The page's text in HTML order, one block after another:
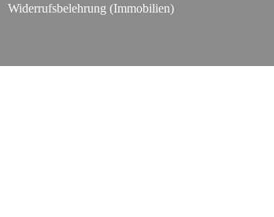
Widerrufsbelehrung (Immobilien)